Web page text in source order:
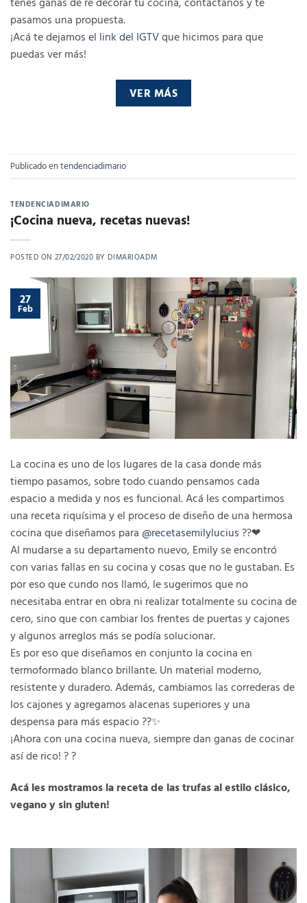
pasamos una propuesta.
¡Acá te dejamos el link del IGTVque hicimos para que
puedas ver más!
VER MÁS
Publicado entendenciadimario
TENDENCIADIMARIO
¡Cocina nueva, recetas nuevas!
POSTED ON 27/02/2020 BYDIMARIOADM
27
Feb
La cocina es uno de los lugares de la casa donde más
tiempo pasamos, sobre todo cuando pensamos cada
espacio a medida y nos es funcional. Acá les compartimos
una receta riquísima y el proceso de diseño de una hermosa
cocina que diseñamos para @recetasemilylucius ??❤
Al mudarse a su departamento nuevo, Emily se encontró
con varias fallas en su cocina y cosas que no le gustaban. Es
por eso que cundo nos llamó, le sugerimos que no
necesitaba entrar en obra ni realizar totalmente su cocina de
cero, sino que con cambiar los frentes de puertas y cajones
y algunos arreglos más se podía solucionar.
Es por eso que diseñamos en conjunto la cocina en
termoformado blanco brillante. Un material moderno,
resistente y duradero. Además, cambiamos las correderas de
los cajones y agregamos alacenas superiores y una
despensa para más espacio ??✨
¡Ahora con una cocina nueva, siempre dan ganas de cocinar
así de rico! ? ?
Acá les mostramos la receta de las trufas al estilo clásico,
vegano y sin gluten!